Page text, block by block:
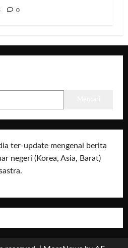
0
ter-update mengenai berita
negeri (Korea, Asia, Barat)